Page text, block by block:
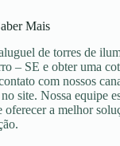
Mais
de torres de
– SE e obter uma
com nossos
site. Nossa equipe
oferecer a melhor